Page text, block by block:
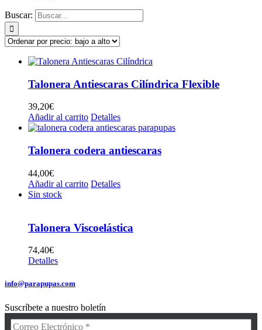
Buscar:
Talonera Antiescaras Cilíndrica Flexible
39,20€
Añadir al carrito Detalles
Talonera codera antiescaras
44,00€
Añadir al carrito Detalles
Sin stock
Talonera Viscoelástica
74,40€
Detalles
info@parapupas.com
Suscríbete a nuestro boletín